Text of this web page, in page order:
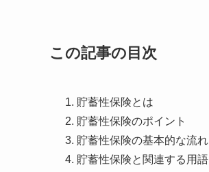
この記事の目次
貯蓄性保険とは
貯蓄性保険のポイント
貯蓄性保険の基本的な流れ
貯蓄性保険と関連する用語